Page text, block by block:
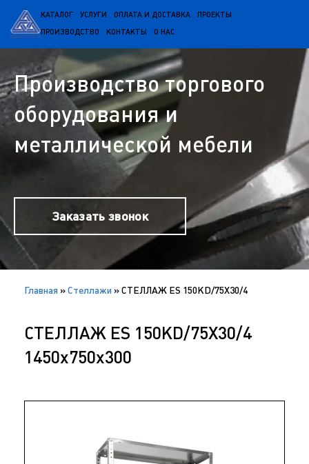
КАТАЛОГ УСЛУГИ ОПЛАТА И ДОСТАВКА ПРОЕКТЫ
ПРОИЗВОДСТВО КОНТАКТЫ О НАС
Производство торгового
оборудования и
металлической мебели
Заказать звонок
Главная »Cтеллажи »СТЕЛЛАЖ ES 150KD/75Х30/4
СТЕЛЛАЖ ES 150KD/75Х30/4
1450x750x300